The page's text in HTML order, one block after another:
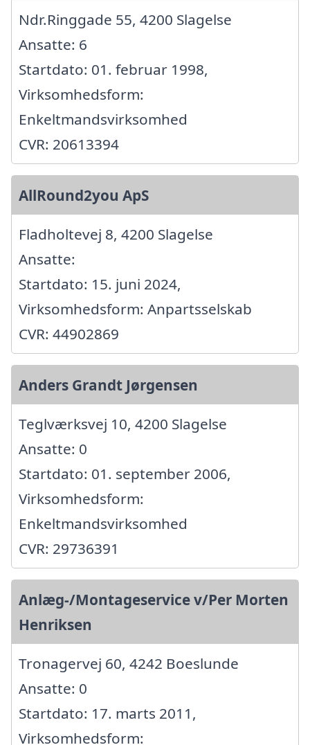
Ndr.Ringgade 55, 4200 Slagelse
Ansatte: 6
Startdato: 01. februar 1998,
Virksomhedsform:
Enkeltmandsvirksomhed
CVR: 20613394
AllRound2you ApS
Fladholtevej 8, 4200 Slagelse
Ansatte:
Startdato: 15. juni 2024,
Virksomhedsform: Anpartsselskab
CVR: 44902869
Anders Grandt Jørgensen
Teglværksvej 10, 4200 Slagelse
Ansatte: 0
Startdato: 01. september 2006,
Virksomhedsform:
Enkeltmandsvirksomhed
CVR: 29736391
Anlæg-/Montageservice v/Per Morten
Henriksen
Tronagervej 60, 4242 Boeslunde
Ansatte: 0
Startdato: 17. marts 2011,
Virksomhedsform: